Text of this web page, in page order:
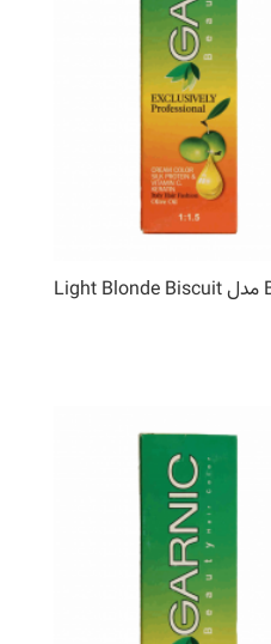
رنگ موی ریتون سری Biscuit مدل Light Blonde Biscuit